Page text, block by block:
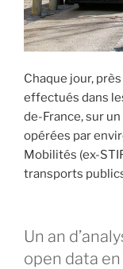
Chaque jour,
effectués dans
de-France, sur
opérées par
Mobilités (ex-
transports
Un an
open data